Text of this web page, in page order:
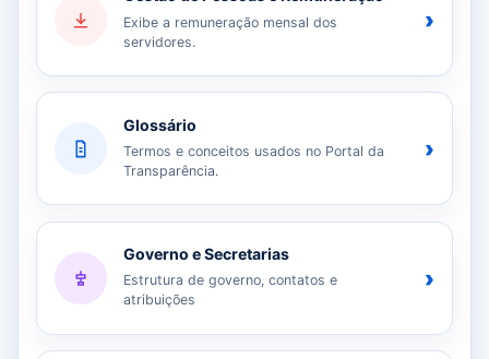
Exibe a remuneração mensal dos
servidores.
›
Glossário
Termos e conceitos usados no Portal da
Transparência.
›
Governo e Secretarias
Estrutura de governo, contatos e
atribuições
›